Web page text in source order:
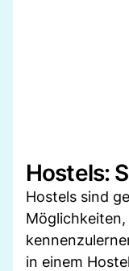
Hostels:
Hostels sind
Möglichkeiten,
in einem